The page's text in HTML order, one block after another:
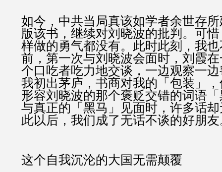
如今，中共当局真该如学者余世存
版该书，继续对刘晓波的批判。可
样做的勇气都没有。此时此刻，我
前，第一次与刘晓波会面时，刘霞
个口吃者吃力地交谈，一边观察一
我初出茅庐，书商对我的「包装」
形容刘晓波的那个褒贬交错的词语
与真正的「黑马」见面时，许多话
此以后，我们成了无话不谈的好朋友
这个自我沉沦的大国无需颠覆